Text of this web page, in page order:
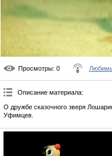
Просмотры: 0
Описание материала:
О дружбе сказочного зверя
Уфимцев.